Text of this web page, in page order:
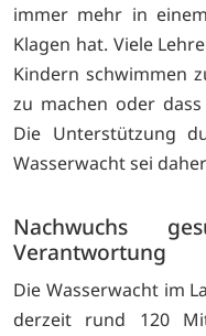
immer mehr in
Klagen hat. Viele
Kindern schwimmen
zu machen oder
Die Unterstützung
Wasserwacht sei
Nachwuchs
Verantwortung
Die Wasserwacht im
derzeit rund 120